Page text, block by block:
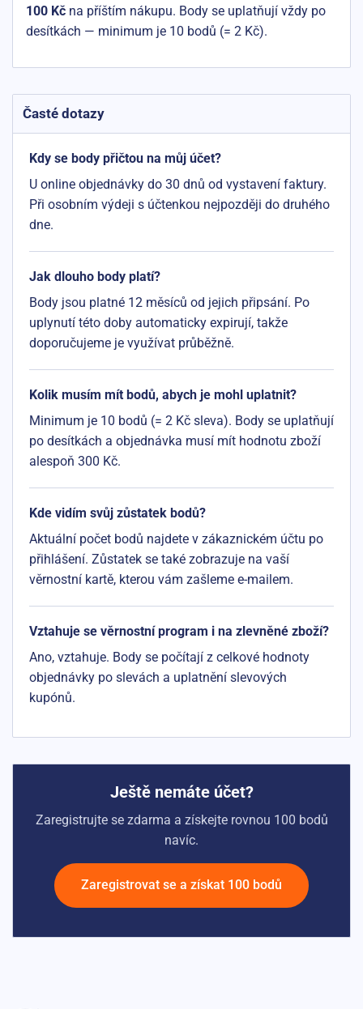
100 Kč na příštím nákupu. Body se uplatňují vždy po
desítkách — minimum je 10 bodů (= 2 Kč).
Časté dotazy
Kdy se body přičtou na můj účet?
U online objednávky do 30 dnů od vystavení faktury.
Při osobním výdeji s účtenkou nejpozději do druhého
dne.
Jak dlouho body platí?
Body jsou platné 12 měsíců od jejich připsání. Po
uplynutí této doby automaticky expirují, takže
doporučujeme je využívat průběžně.
Kolik musím mít bodů, abych je mohl uplatnit?
Minimum je 10 bodů (= 2 Kč sleva). Body se uplatňují
po desítkách a objednávka musí mít hodnotu zboží
alespoň 300 Kč.
Kde vidím svůj zůstatek bodů?
Aktuální počet bodů najdete v zákaznickém účtu po
přihlášení. Zůstatek se také zobrazuje na vaší
věrnostní kartě, kterou vám zašleme e-mailem.
Vztahuje se věrnostní program i na zlevněné zboží?
Ano, vztahuje. Body se počítají z celkové hodnoty
objednávky po slevách a uplatnění slevových
kupónů.
Ještě nemáte účet?
Zaregistrujte se zdarma a získejte rovnou 100 bodů
navíc.
Zaregistrovat se a získat 100 bodů